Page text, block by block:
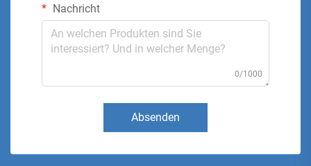
Nachricht
0/1000
Absenden